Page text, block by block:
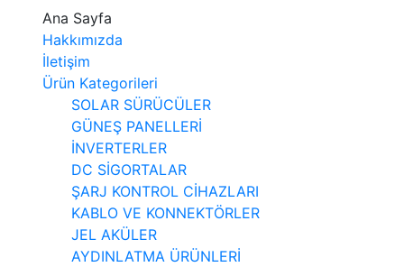
Ana Sayfa
Hakkımızda
İletişim
Ürün Kategorileri
SOLAR SÜRÜCÜLER
GÜNEŞ PANELLERİ
İNVERTERLER
DC SİGORTALAR
ŞARJ KONTROL CİHAZLARI
KABLO VE KONNEKTÖRLER
JEL AKÜLER
AYDINLATMA ÜRÜNLERİ